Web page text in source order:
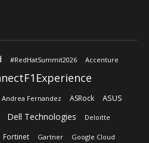
#RedHatSummit2026 Accenture
Andrea Fernandez ASRock ASUS
Dell Technologies Deloitte
Fortinet Gartner Google Cloud